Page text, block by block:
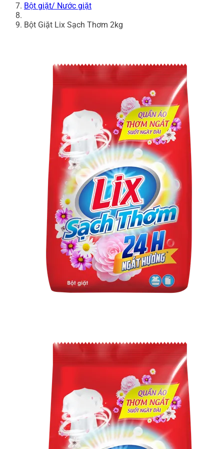
Bột giặt/ Nước giặt
Bột Giặt Lix Sạch Thơm 2kg